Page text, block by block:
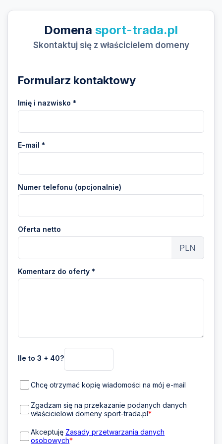
Domena sport-trada.pl
Skontaktuj się z właścicielem domeny
Formularz kontaktowy
Imię i nazwisko *
E-mail *
Numer telefonu (opcjonalnie)
Oferta netto
PLN
Komentarz do oferty *
Ile to 3 + 40?
Chcę otrzymać kopię wiadomości na mój e-mail
Zgadzam się na przekazanie podanych danych
właścicielowi domeny sport-trada.pl*
Akceptuję Zasady przetwarzania danych
osobowych*